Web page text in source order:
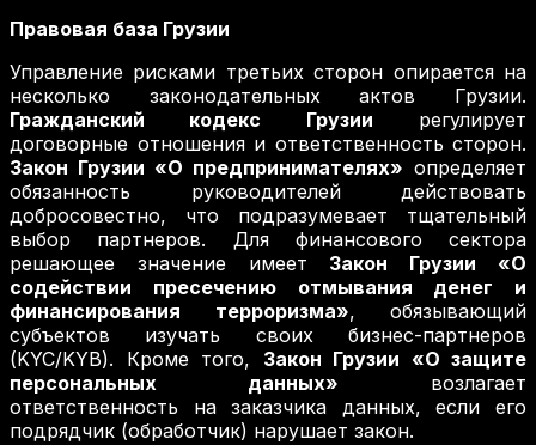
Правовая база Грузии
Управление рисками третьих сторон опирается на
несколько законодательных актов Грузии.
Гражданский кодекс Грузии регулирует
договорные отношения и ответственность сторон.
Закон Грузии «О предпринимателях» определяет
обязанность руководителей действовать
добросовестно, что подразумевает тщательный
выбор партнеров. Для финансового сектора
решающее значение имеет Закон Грузии «О
содействии пресечению отмывания денег и
финансирования терроризма», обязывающий
субъектов изучать своих бизнес-партнеров
(KYC/KYB). Кроме того, Закон Грузии «О защите
персональных данных» возлагает
ответственность на заказчика данных, если его
подрядчик (обработчик) нарушает закон.